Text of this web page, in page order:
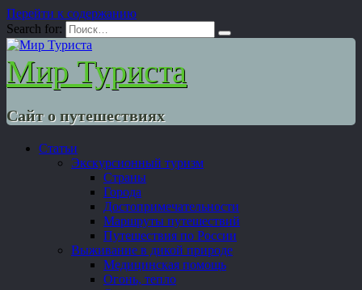
Перейти к содержанию
Search for:
Мир Туриста
Сайт о путешествиях
Статьи
Экскурсионный туризм
Страны
Города
Достопримечательности
Маршруты путешествий
Путешествия по России
Выживание в дикой природе
Медицинская помощь
Огонь, тепло